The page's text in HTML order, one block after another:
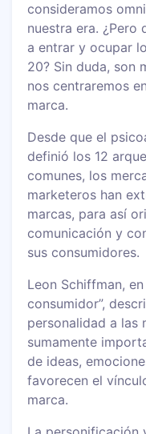
consideramos
nuestra era. ¿Pero
a entrar y ocupar
20? Sin duda, son
nos centraremos
marca.
Desde que el
definió los 12
comunes, los
marketeros han
marcas, para así
comunicación y
sus consumidores.
Leon Schiffman,
consumidor”,
personalidad a las
sumamente
de ideas,
favorecen el
marca.